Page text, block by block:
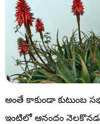
అంతే కాకుండా కుటుంబ
ఇంటిలో ఆనందం